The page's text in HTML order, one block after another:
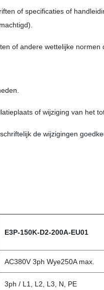
of specificaties of
of andere wettelijke normen
of wijziging van het
de wijzigingen
E3P-150K-D2-200A-EU01
AC380V 3ph Wye250A max.
3ph / L1, L2, L3, N, PE